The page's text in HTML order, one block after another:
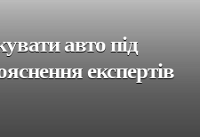
авто під
експертів